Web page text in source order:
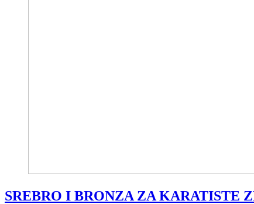
SREBRO I BRONZA ZA KARATISTE